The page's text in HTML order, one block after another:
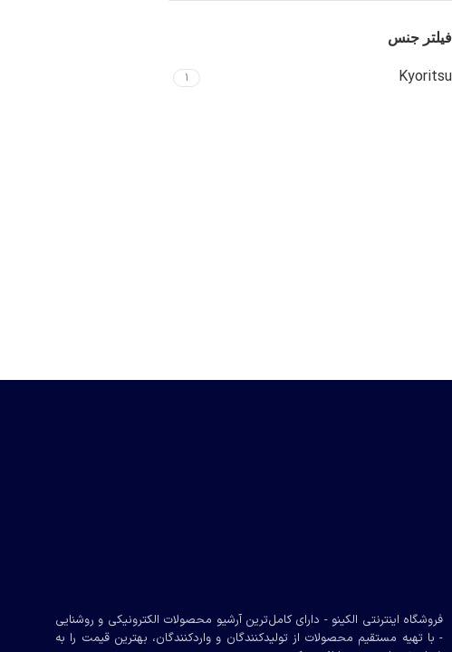
فیلتر جنس
Kyoritsu
1
فروشگاه اینترنتی الکینو - دارای کامل‌ترین آرشیو محصولات الکترونیکی و روشنایی
- با تهیه مستقیم محصولات از تولیدکنندگان و واردکنندگان، بهترین قیمت را به